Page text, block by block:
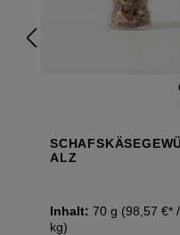
ALZ
Inhalt: 70 g (98,57 €*
kg)